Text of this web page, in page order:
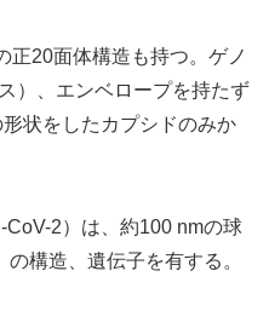
正20面体構造も持つ。ゲノ
）、エンベロープを持たず
状をしたカプシドのみか
2）は、約100 nmの球
構造、遺伝子を有する。